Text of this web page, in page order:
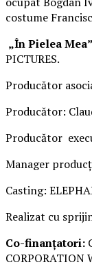
costume
„În Pielea Mea”
PICTURES.
Producător
Producător:
Producător
Manager
Casting:
Realizat cu
Co-finanțatori:
CORPORATION